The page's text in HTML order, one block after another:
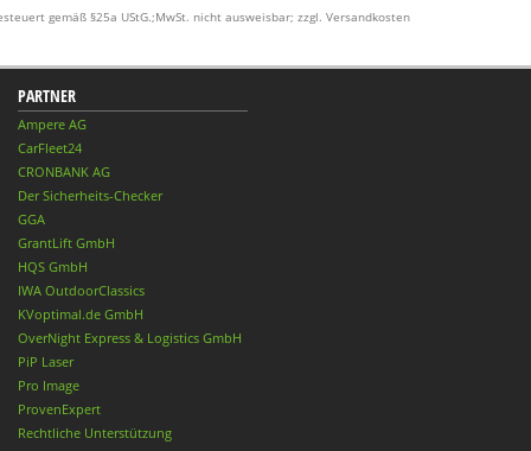
gemäß §25a UStG.;MwSt. nicht ausweisbar; zzgl. Versandkosten
PARTNER
Ampere AG
CarFleet24
CRONBANK AG
Der Sicherheits-Checker
GGA
GrantLift GmbH
HQS GmbH
IWA OutdoorClassics
KVoptimal.de GmbH
OverNight Express & Logistics GmbH
PiP Laser
Pro Image
ProvenExpert
Rechtliche Unterstützung